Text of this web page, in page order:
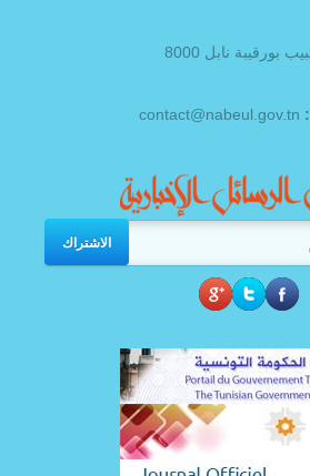
بورقيبة نابل 8000
الاشتراك